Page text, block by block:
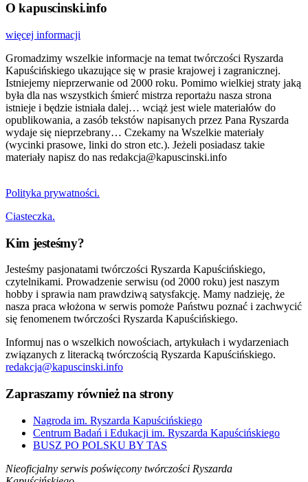
O kapuscinski.info
więcej informacji
Gromadzimy wszelkie informacje na temat twórczości Ryszarda
Kapuścińskiego ukazujące się w prasie krajowej i zagranicznej.
Istniejemy nieprzerwanie od 2000 roku. Pomimo wielkiej straty jaką
była dla nas wszystkich śmierć mistrza reportażu nasza strona
istnieje i będzie istniała dalej… wciąż jest wiele materiałów do
opublikowania, a zasób tekstów napisanych przez Pana Ryszarda
wydaje się nieprzebrany… Czekamy na Wszelkie materiały
(wycinki prasowe, linki do stron etc.). Jeżeli posiadasz takie
materiały napisz do nas redakcja@kapuscinski.info
Polityka prywatności.
Ciasteczka.
Kim jesteśmy?
Jesteśmy pasjonatami twórczości Ryszarda Kapuścińskiego,
czytelnikami. Prowadzenie serwisu (od 2000 roku) jest naszym
hobby i sprawia nam prawdziwą satysfakcję. Mamy nadzieję, że
nasza praca włożona w serwis pomoże Państwu poznać i zachwycić
się fenomenem twórczości Ryszarda Kapuścińskiego.
Informuj nas o wszelkich nowościach, artykułach i wydarzeniach
związanych z literacką twórczością Ryszarda Kapuścińskiego.
redakcja@kapuscinski.info
Zapraszamy również na strony
Nagroda im. Ryszarda Kapuścińskiego
Centrum Badań i Edukacji im. Ryszarda Kapuścińskiego
BUSZ PO POLSKU BY TAS
Nieoficjalny serwis poświęcony twórczości Ryszarda